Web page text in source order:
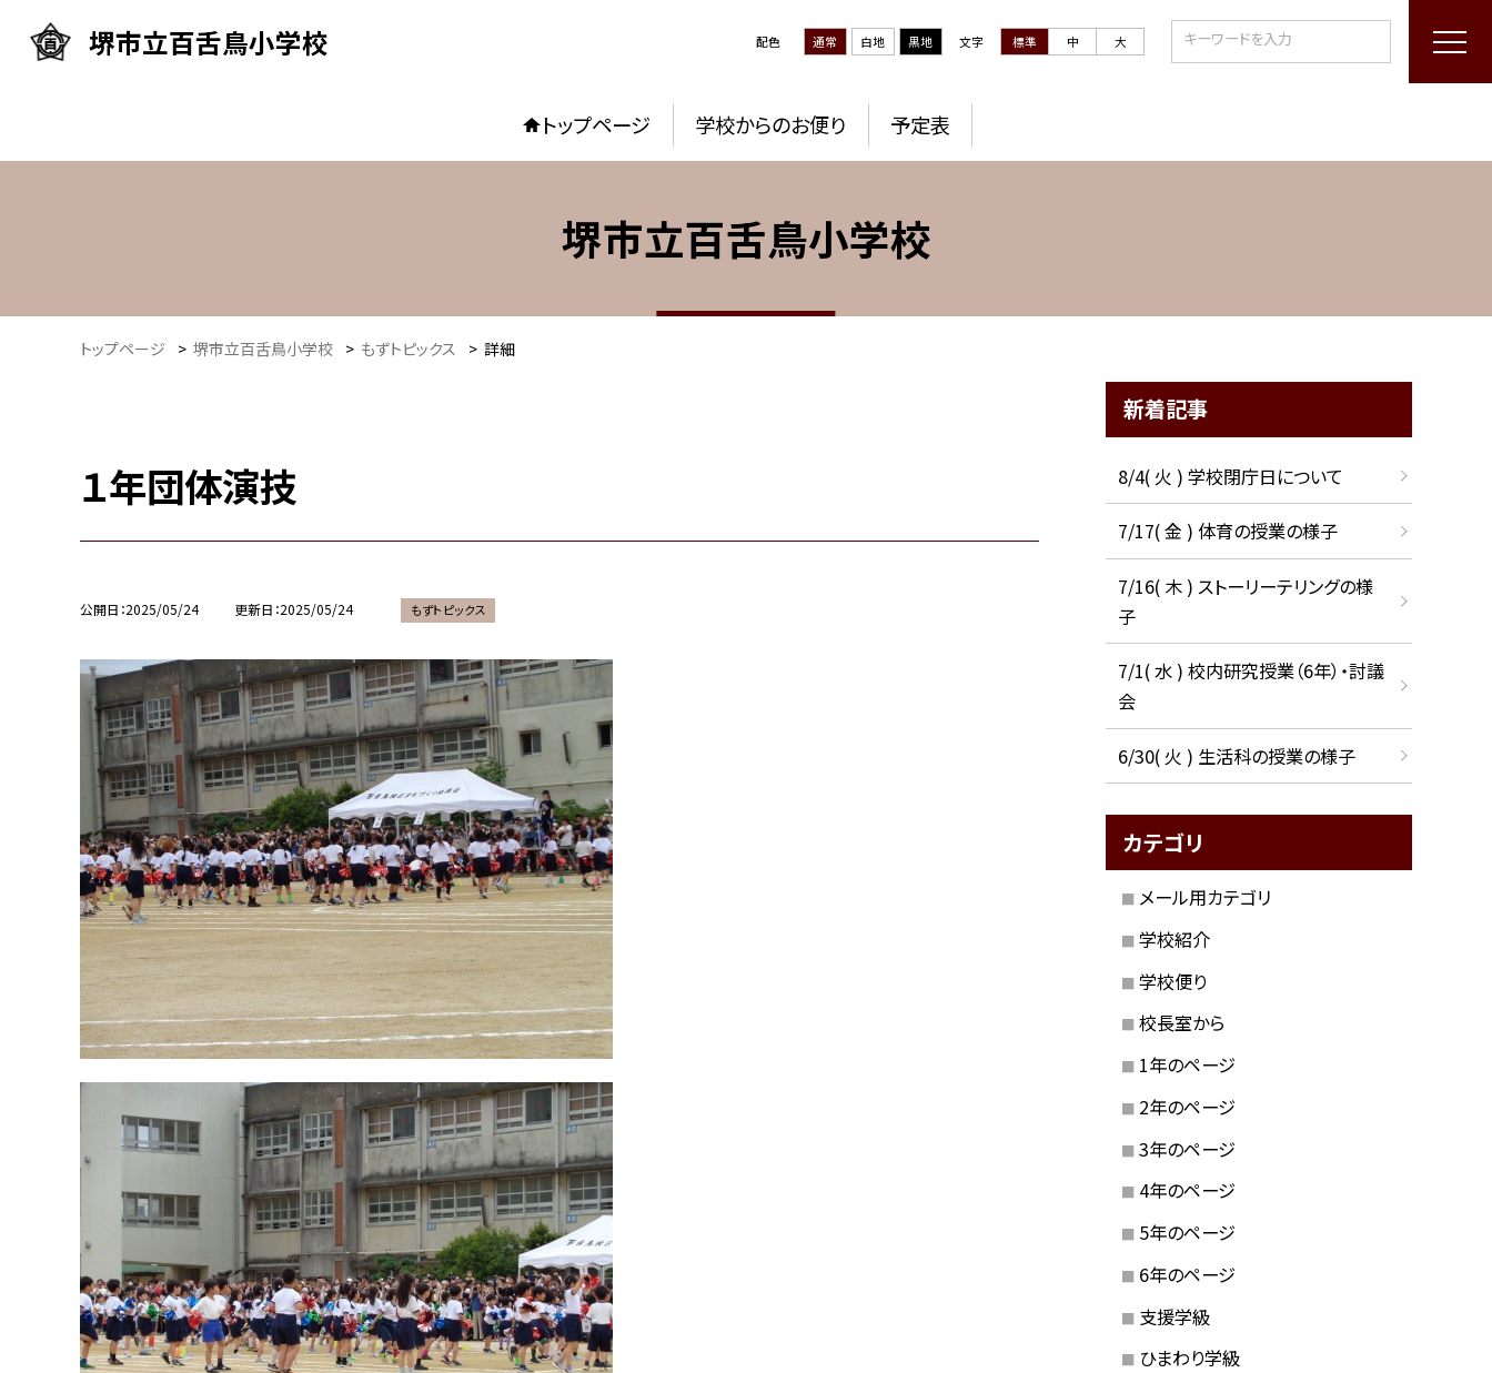
堺市立百舌鳥小学校 配色 通常 白地 黒地 文字 標準 中 大
トップページ 学校からのお便り 予定表
堺市立百舌鳥小学校
トップページ > 堺市立百舌鳥小学校 > もずトピックス > 詳細
１年団体演技
公開日 2025/05/24 更新日 2025/05/24 もずトピックス
新着記事
8/4( 火 ) 学校閉庁日について
7/17( 金 ) 体育の授業の様子
7/16( 木 ) ストーリーテリングの様
子
7/1( 水 ) 校内研究授業（6年）・討議
会
6/30( 火 ) 生活科の授業の様子
カテゴリ
メール用カテゴリ
学校紹介
学校便り
校長室から
1年のページ
2年のページ
3年のページ
4年のページ
5年のページ
6年のページ
支援学級
ひまわり学級